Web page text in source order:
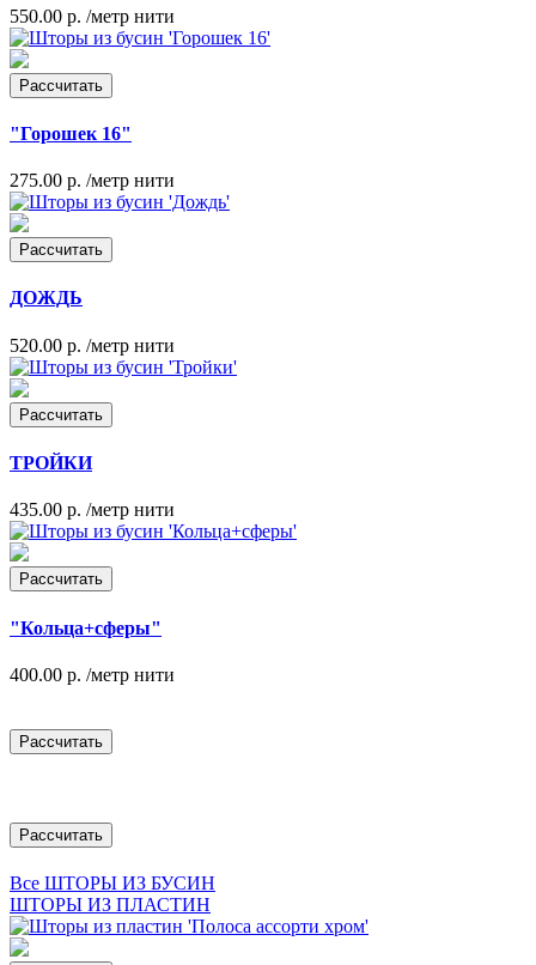
550.00 р. /метр нити
Рассчитать
"Горошек 16"
275.00 р. /метр нити
Рассчитать
ДОЖДЬ
520.00 р. /метр нити
Рассчитать
ТРОЙКИ
435.00 р. /метр нити
Рассчитать
"Кольца+сферы"
400.00 р. /метр нити
Рассчитать
Рассчитать
Все ШТОРЫ ИЗ БУСИН
ШТОРЫ ИЗ ПЛАСТИН